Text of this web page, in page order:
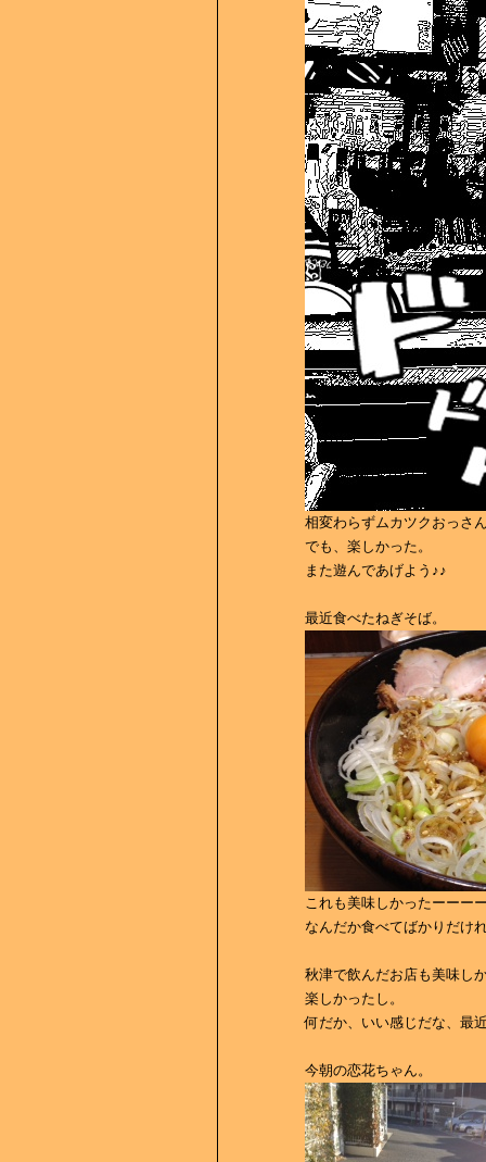
相変わらずムカツクおっさ
でも、楽しかった。
また遊んであげよう♪♪
最近食べたねぎそば。
これも美味しかったーーー
なんだか食べてばかりだけ
秋津で飲んだお店も美味し
楽しかったし。
何だか、いい感じだな、最
今朝の恋花ちゃん。